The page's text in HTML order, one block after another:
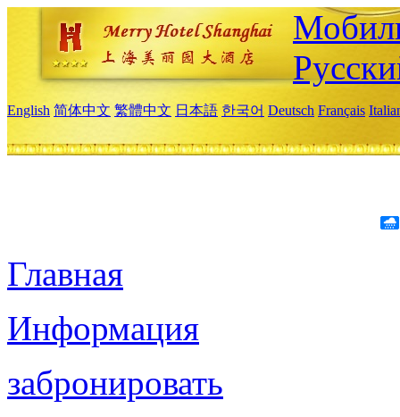
English 简体中文 繁體中文 日本語 한국어 Deutsch Français
Главная
Информация
забронировать